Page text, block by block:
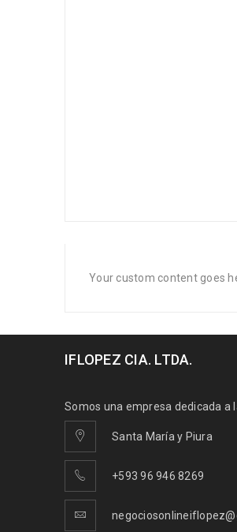
Your custom content goes
IFLOPEZ CIA. LTDA.
Somos una empresa dedicada a
Santa María y Piura
+593 96 946 8269